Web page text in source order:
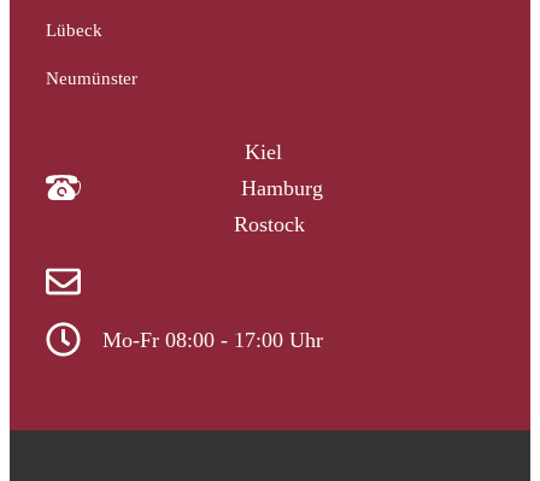
Lübeck
Neumünster
Kiel
Hamburg
Rostock
Mo-Fr 08:00 - 17:00 Uhr